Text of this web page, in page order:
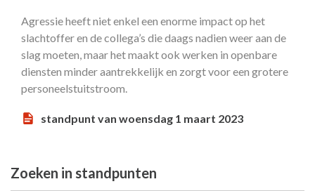
Agressie heeft niet enkel een enorme impact op het
slachtoffer en de collega’s die daags nadien weer aan de
slag moeten, maar het maakt ook werken in openbare
diensten minder aantrekkelijk en zorgt voor een grotere
personeelstuitstroom.
standpunt van woensdag 1 maart 2023
Zoeken in standpunten